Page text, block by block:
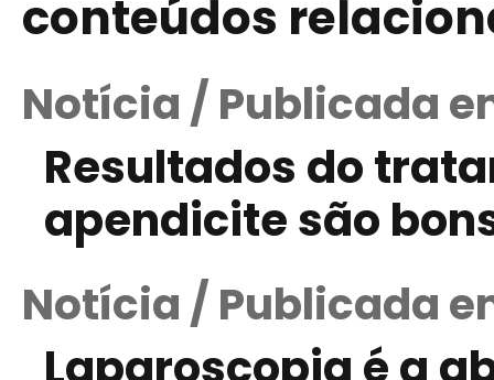
conteúdos
Notícia / Publicada
Resultados do
apendicite são
Notícia / Publicada
Laparoscopia é a